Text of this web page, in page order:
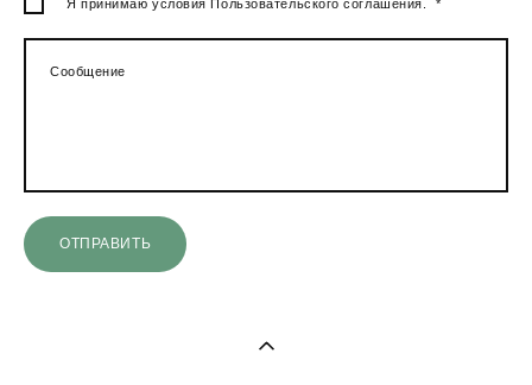
Я принимаю условияПользовательского соглашения. *
Сообщение
ОТПРАВИТЬ